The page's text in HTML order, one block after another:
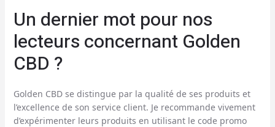
Un dernier mot pour nos
lecteurs concernant Golden
CBD ?
Golden CBD se distingue par la qualité de ses produits et
l’excellence de son service client. Je recommande vivement
d’expérimenter leurs produits en utilisant le code promo